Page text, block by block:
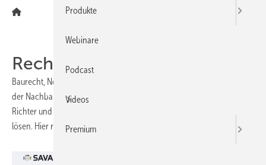
Recht
Baurecht, Normung, Verträge, Steuern, Reklamationen oder Streit in
der Nachbarschaft: Auch in der Photovoltaik werden gelegentlich
Richter und Juristen bemüht, um knifflige Fragen aus der Praxis zu
lösen. Hier rollen wir Streitfragen auf und erläutern die Fallstricke.
Produkte
Webinare
Podcast
Videos
Premium